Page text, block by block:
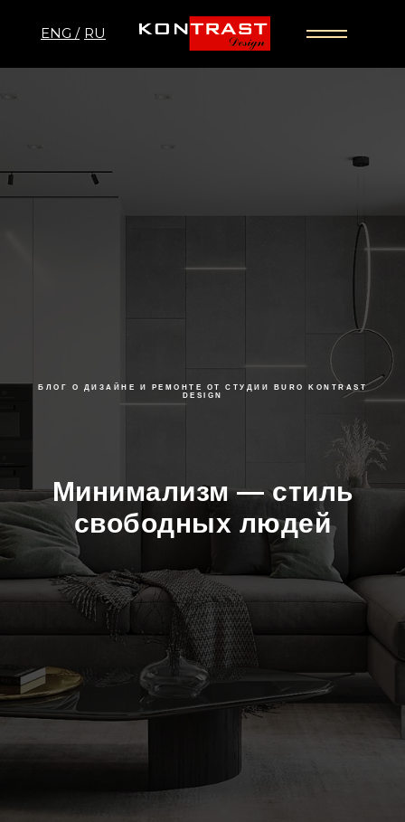
ENG / RU
БЛОГ О ДИЗАЙНЕ И РЕМОНТЕ ОТ СТУДИИ BURO KONTRAST
DESIGN
Минимализм — стиль
свободных людей